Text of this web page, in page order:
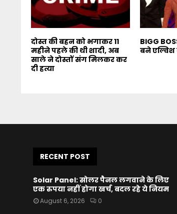
दोस्त की बहन को भगाकर 11
महीने पहले की थी शादी, अब
साले ने दोस्तों संग मिलकर कर
दी हत्या
BIGG
बने एल्विश
RECENT POST
Solar Panel: सोलर पैनल लगवाने के लिए
एक रुपया नहीं होगा खर्च, बदल रहे ये नियम
August 6, 2026 0